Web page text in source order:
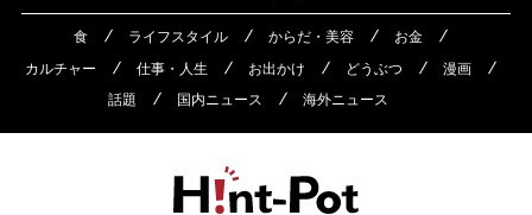
食 ライフスタイル からだ・美容
お金
カルチャー
仕事・人生 お出かけ どうぶつ
漫画
話題
国内ニュース 海外ニュース